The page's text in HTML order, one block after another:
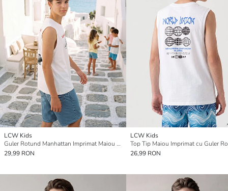
LCW Kids
Guler Rotund Manhattan Imprimat Maiou de Băieți
29,99 RON
LCW Kids
26,99 RON